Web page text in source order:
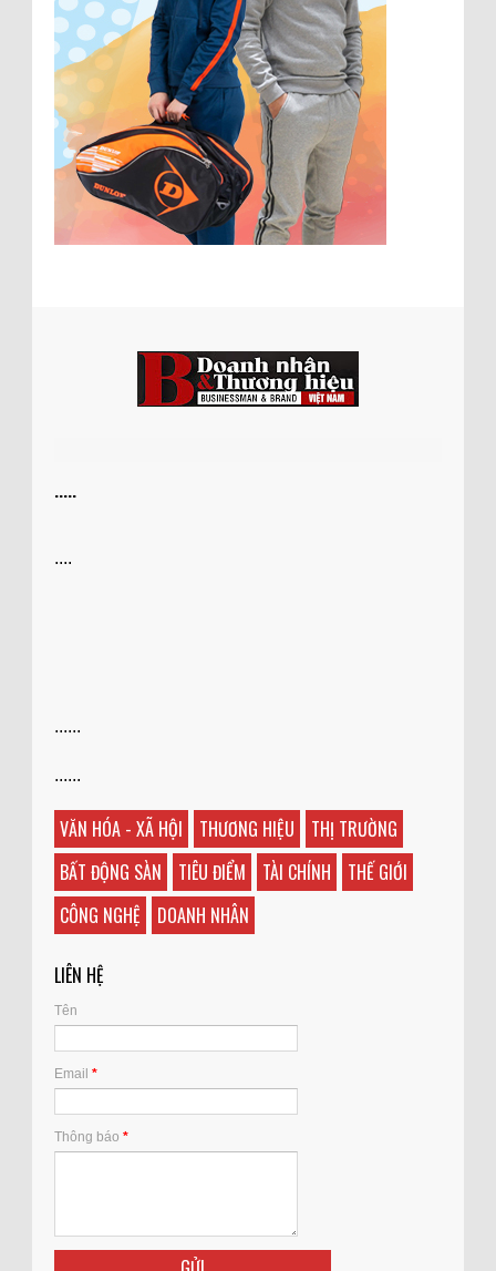
.....
....
......
......
VĂN HÓA - XÃ HỘI THƯƠNG HIỆU
THỊ TRƯỜNG
BẤT ĐỘNG SÀN
TIÊU ĐIỂM TÀI CHÍNH
THẾ GIỚI
CÔNG NGHỆ
DOANH NHÂN
LIÊN HỆ
Tên
Email *
Thông báo *